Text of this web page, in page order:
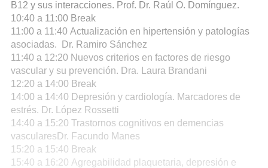
B12 y sus interacciones. Prof. Dr. Raúl O. Domínguez.
10:40 a 11:00 Break
11:00 a 11:40 Actualización en hipertensión y patologías
asociadas. Dr. Ramiro Sánchez
11:40 a 12:20 Nuevos criterios en factores de riesgo
vascular y su prevención. Dra. Laura Brandani
12:20 a 14:00 Break
14:00 a 14:40 Depresión y cardiología. Marcadores de
estrés. Dr. López Rossetti
14:40 a 15:20 Trastornos cognitivos en demencias
vascularesDr. Facundo Manes
15:20 a 15:40 Break
15:40 a 16:20 Agregabilidad plaquetaria, depresión e